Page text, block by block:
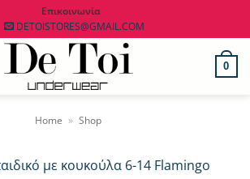
Επικοινωνία
DETOISTORES@GMAIL.COM
0
Home » Shop